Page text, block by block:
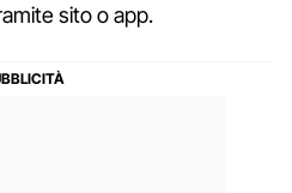
sito o app.